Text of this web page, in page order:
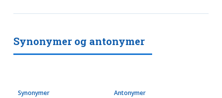
Synonymer og antonymer
Synonymer Antonymer